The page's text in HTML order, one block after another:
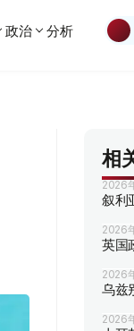
政治 分析
相
2026
叙利
2026
英国
2026
乌兹
2026